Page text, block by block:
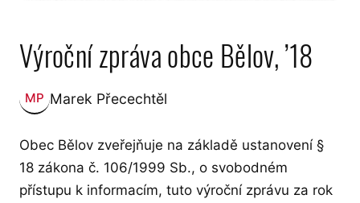
Výroční zpráva obce Bělov, ’18
MP Zveřejnil:
Marek Přecechtěl
Obec Bělov zveřejňuje na základě ustanovení §
18 zákona č. 106/1999 Sb., o svobodném
přístupu k informacím, tuto výroční zprávu za rok